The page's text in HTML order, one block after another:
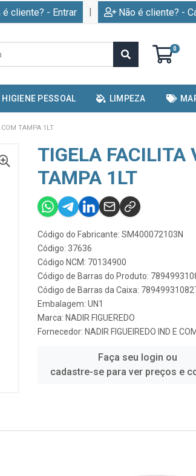
é cliente? - Entrar | Não é cliente? -
0
HIGIENE PESSOAL LIMPEZA
TAMPA 1LT
TIGELA FACILITA
TAMPA 1LT
Código do Fabricante: SM400072103N
Código: 37636
Código NCM: 70134900
Código de Barras do Produto:
Código de Barras da Caixa:
Embalagem: UN1
Marca: NADIR FIGUEREDO
Fornecedor: NADIR FIGUEIREDO IND E
Faça seu login ou
cadastre-se para ver preços e